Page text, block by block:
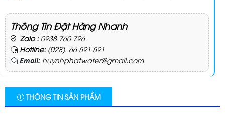
Thông Tin Đặt Hàng Nhanh
Zalo : 0938 760 796
Hotline: (028). 66 591 591
Email: huynhphatwater@gmail.com
THÔNG TIN SẢN PHẨM